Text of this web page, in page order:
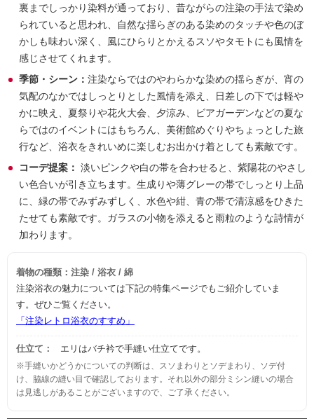
裏までしっかり染料が通っており、昔ながらの注染の手法で染め
られていると思われ、自然な揺らぎのある染めのタッチや色のぼ
かしも味わい深く、風にひらりとかえるスソやタモトにも風情を
感じさせてくれます。
季節・シーン： 注染ならではのやわらかな染めの揺らぎが、宵の
気配のなかではしっとりとした風情を添え、日差しの下では軽や
かに映え、夏祭りや花火大会、夕涼み、ビアガーデンなどの夏な
らではのイベントにはもちろん、美術館めぐりやちょっとした旅
行など、浴衣をきれいめに楽しむお出かけ着としても素敵です。
コーデ提案： 淡いピンクや白の帯を合わせると、紫陽花のやさし
い色合いが引き立ちます。生成りや薄グレーの帯でしっとり上品
に、緑の帯でみずみずしく、水色や紺、青の帯で清涼感をひきた
たせても素敵です。ガラスの小物を添えると雨粒のような詩情が
加わります。
着物の種類：注染 / 浴衣 / 綿
注染浴衣の魅力については下記の特集ページでもご紹介していま
す。ぜひご覧ください。
「注染レトロ浴衣のすすめ」
仕立て： エリはバチ衿で手縫い仕立てです。
※手縫いかどうかについての判断は、スソまわりとソデまわり、ソデ付
け、脇線の縫い目で確認しております。それ以外の部分ミシン縫いの場合
は見逃しがあることがございますので、ご了承ください。